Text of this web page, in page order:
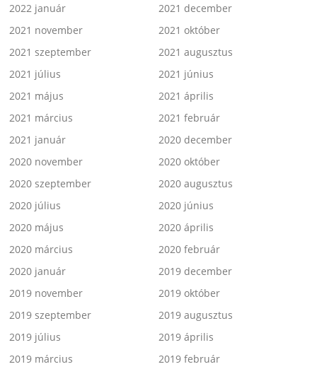
2022 január
2021 december
2021 november
2021 október
2021 szeptember
2021 augusztus
2021 július
2021 június
2021 május
2021 április
2021 március
2021 február
2021 január
2020 december
2020 november
2020 október
2020 szeptember
2020 augusztus
2020 július
2020 június
2020 május
2020 április
2020 március
2020 február
2020 január
2019 december
2019 november
2019 október
2019 szeptember
2019 augusztus
2019 július
2019 április
2019 március
2019 február